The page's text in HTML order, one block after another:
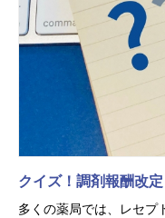
クイズ！調剤報酬改定
多くの薬局では、レセプ